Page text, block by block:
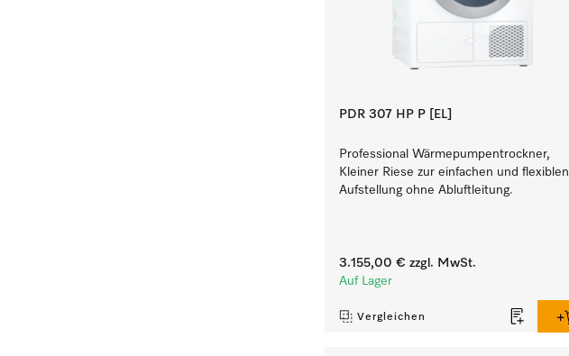
PDR 307 HP P [EL]
Professional Wärmepumpentrockner,
Kleiner Riese zur einfachen und flexiblen
Aufstellung ohne Abluftleitung.
3.155,00 € zzgl. MwSt.
Auf Lager
Vergleichen